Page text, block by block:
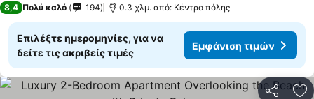
8,4 Πολύ καλό 194 0.3 χλμ. από: Κέντρο πόλης
Επιλέξτε ημερομηνίες, για να
δείτε τις ακριβείς τιμές
Εμφάνιση τιμών